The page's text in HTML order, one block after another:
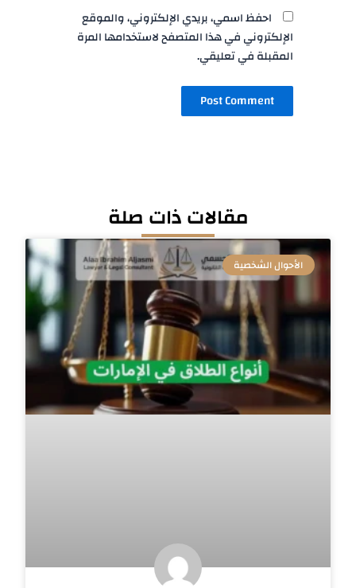
احفظ اسمي، بريدي الإلكتروني، والموقع
الإلكتروني في هذا المتصفح لاستخدامها المرة
المقبلة في تعليقي.
مقالات ذات صلة
الأحوال الشخصية